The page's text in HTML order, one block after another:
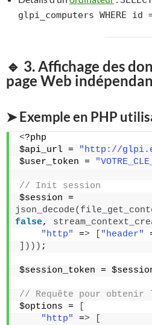
glpi_computers WHERE id
🔹 3. Affichage des
page Web
➤ Exemple en PHP
<?php
$api_url =
"http://
$user_token =
// Init session
json_decode(
false,
"http"
=> "header"
]))) ;
$session_token =
// Requête pour
$options =
"http"
=>